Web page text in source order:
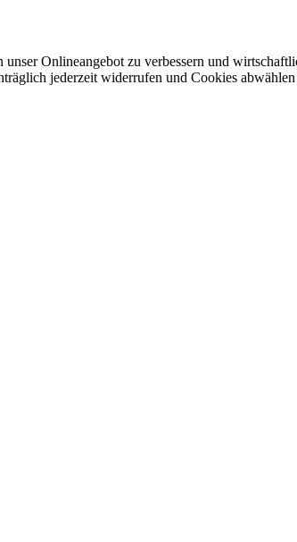
Onlineangebot zu verbessern und
jederzeit widerrufen und Cookies